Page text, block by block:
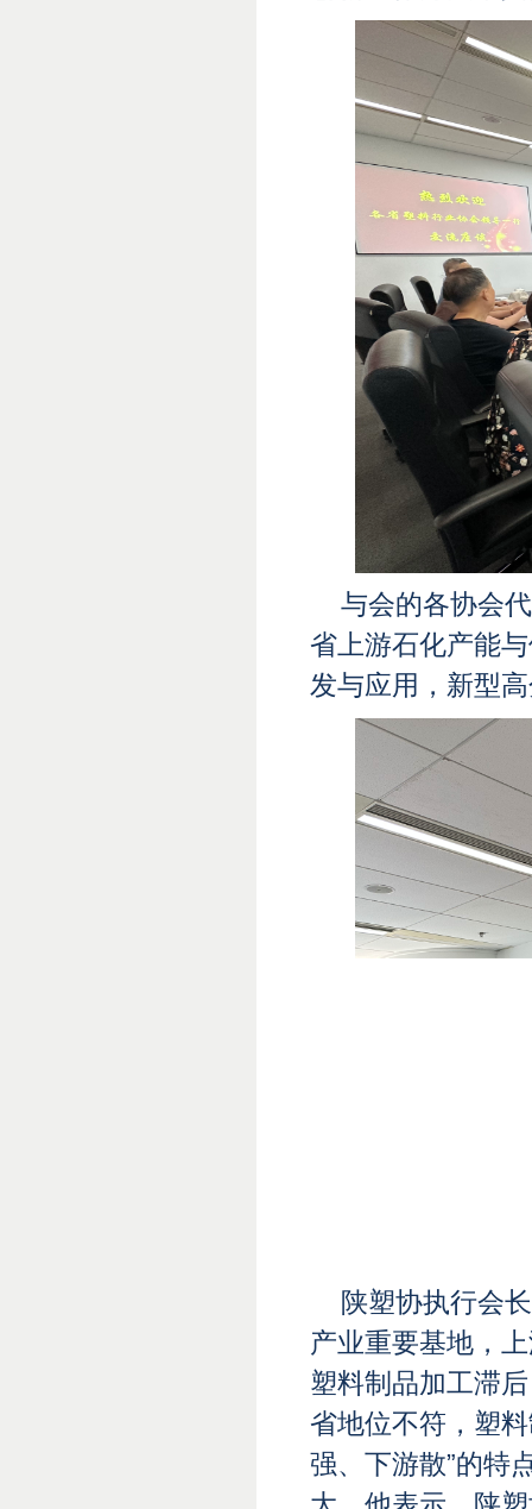
与会的各协会
省上游石化产能
发与应用，新型
陕塑协执行会
产业重要基地，
塑料制品加工滞
省地位不符，塑
强、下游散”的特